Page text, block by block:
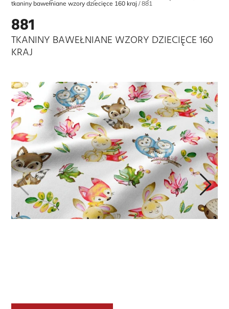
tkaniny bawełniane wzory dziecięce 160 kraj
881
881
TKANINY BAWEŁNIANE WZORY DZIECIĘCE 160
KRAJ